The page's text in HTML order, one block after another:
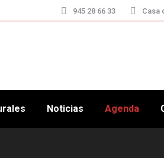
945 28 66 33 Casa
Noticias Agenda